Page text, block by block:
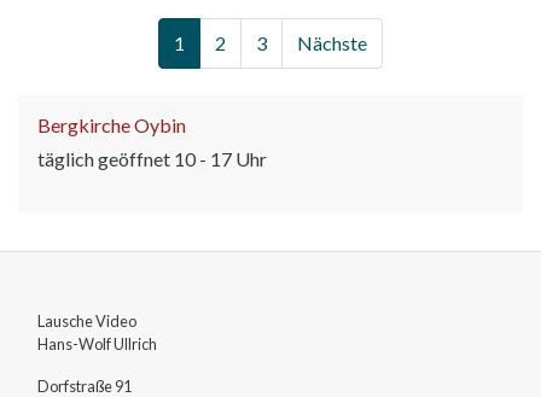
1 2 3 Nächste
Bergkirche Oybin
täglich geöffnet 10 - 17 Uhr
Lausche Video
Hans-WolfUllrich
Dorfstraße 91